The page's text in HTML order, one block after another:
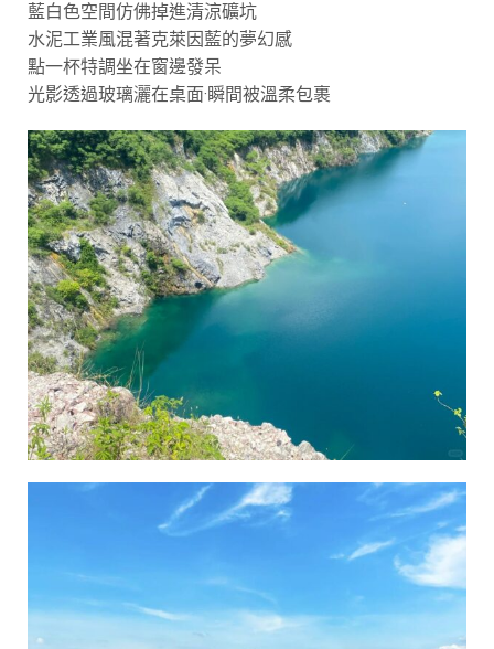
藍白色空間仿佛掉進清涼礦坑
水泥工業風混著克萊因藍的夢幻感
點一杯特調坐在窗邊發呆
光影透過玻璃灑在桌面·瞬間被溫柔包裹